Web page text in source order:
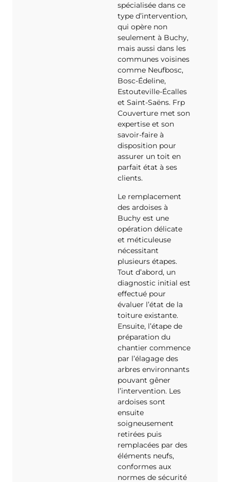
spécialisée dans ce
type d’intervention,
qui opère non
seulement à Buchy,
mais aussi dans les
communes voisines
comme Neufbosc,
Bosc-Édeline,
Estouteville-Écalles
et Saint-Saëns. Frp
Couverture met son
expertise et son
savoir-faire à
disposition pour
assurer un toit en
parfait état à ses
clients.
Le remplacement
des ardoises à
Buchy est une
opération délicate
et méticuleuse
nécessitant
plusieurs étapes.
Tout d’abord, un
diagnostic initial est
effectué pour
évaluer l’état de la
toiture existante.
Ensuite, l’étape de
préparation du
chantier commence
par l’élagage des
arbres environnants
pouvant gêner
l’intervention. Les
ardoises sont
ensuite
soigneusement
retirées puis
remplacées par des
éléments neufs,
conformes aux
normes de sécurité